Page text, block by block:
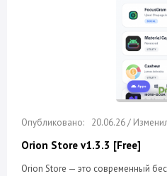
20.06.26 /
Orion Store v1.3.3 [Free]
Orion Store — это современный